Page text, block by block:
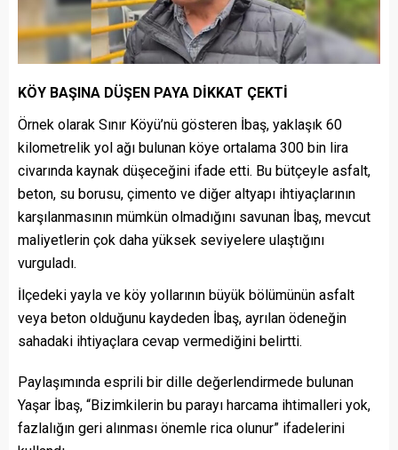
KÖY BAŞINA DÜŞEN PAYA DİKKAT ÇEKTİ
Örnek olarak Sınır Köyü’nü gösteren İbaş, yaklaşık 60
kilometrelik yol ağı bulunan köye ortalama 300 bin lira
civarında kaynak düşeceğini ifade etti. Bu bütçeyle asfalt,
beton, su borusu, çimento ve diğer altyapı ihtiyaçlarının
karşılanmasının mümkün olmadığını savunan İbaş, mevcut
maliyetlerin çok daha yüksek seviyelere ulaştığını
vurguladı.
İlçedeki yayla ve köy yollarının büyük bölümünün asfalt
veya beton olduğunu kaydeden İbaş, ayrılan ödeneğin
sahadaki ihtiyaçlara cevap vermediğini belirtti.
Paylaşımında esprili bir dille değerlendirmede bulunan
Yaşar İbaş, “Bizimkilerin bu parayı harcama ihtimalleri yok,
fazlalığın geri alınması önemle rica olunur” ifadelerini